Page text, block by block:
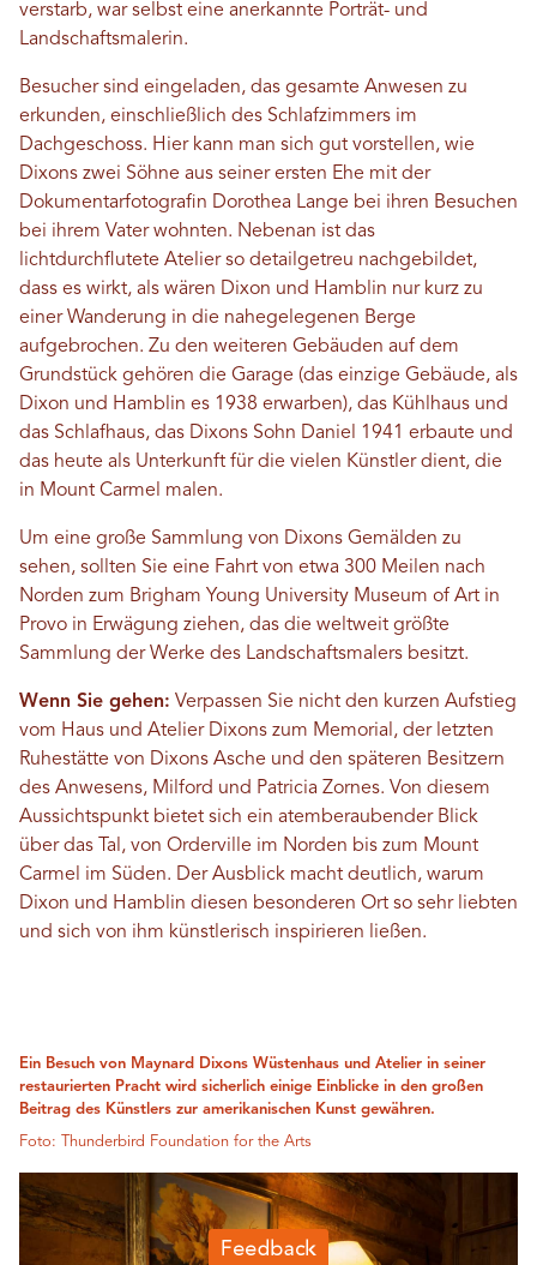
verstarb, war selbst eine anerkannte Porträt- und
Landschaftsmalerin.
Besucher sind eingeladen, das gesamte Anwesen zu
erkunden, einschließlich des Schlafzimmers im
Dachgeschoss. Hier kann man sich gut vorstellen, wie
Dixons zwei Söhne aus seiner ersten Ehe mit der
Dokumentarfotografin Dorothea Lange bei ihren Besuchen
bei ihrem Vater wohnten. Nebenan ist das
lichtdurchflutete Atelier so detailgetreu nachgebildet,
dass es wirkt, als wären Dixon und Hamblin nur kurz zu
einer Wanderung in die nahegelegenen Berge
aufgebrochen. Zu den weiteren Gebäuden auf dem
Grundstück gehören die Garage (das einzige Gebäude, als
Dixon und Hamblin es 1938 erwarben), das Kühlhaus und
das Schlafhaus, das Dixons Sohn Daniel 1941 erbaute und
das heute als Unterkunft für die vielen Künstler dient, die
in Mount Carmel malen.
Um eine große Sammlung von Dixons Gemälden zu
sehen, sollten Sie eine Fahrt von etwa 300 Meilen nach
Norden zum Brigham Young University Museum of Art in
Provo in Erwägung ziehen, das die weltweit größte
Sammlung der Werke des Landschaftsmalers besitzt.
Wenn Sie gehen: Verpassen Sie nicht den kurzen Aufstieg
vom Haus und Atelier Dixons zum Memorial, der letzten
Ruhestätte von Dixons Asche und den späteren Besitzern
des Anwesens, Milford und Patricia Zornes. Von diesem
Aussichtspunkt bietet sich ein atemberaubender Blick
über das Tal, von Orderville im Norden bis zum Mount
Carmel im Süden. Der Ausblick macht deutlich, warum
Dixon und Hamblin diesen besonderen Ort so sehr liebten
und sich von ihm künstlerisch inspirieren ließen.
Ein Besuch von Maynard Dixons Wüstenhaus und Atelier in seiner
restaurierten Pracht wird sicherlich einige Einblicke in den großen
Beitrag des Künstlers zur amerikanischen Kunst gewähren.
Foto: Thunderbird Foundation for the Arts